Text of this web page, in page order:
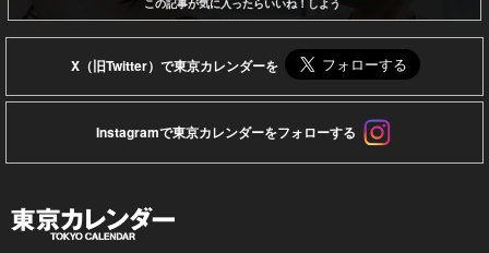
この記事が気に入ったらいいね！しよう
X（旧Twitter）で東京カレンダーを
Instagramで東京カレンダーをフォローする